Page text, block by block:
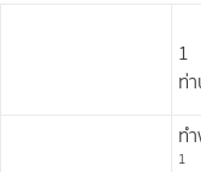
1
ท่
ท
1